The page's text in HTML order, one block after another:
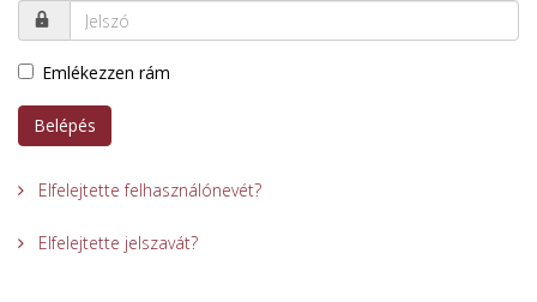
Emlékezzen rám
Belépés
Elfelejtette felhasználónevét?
Elfelejtette jelszavát?